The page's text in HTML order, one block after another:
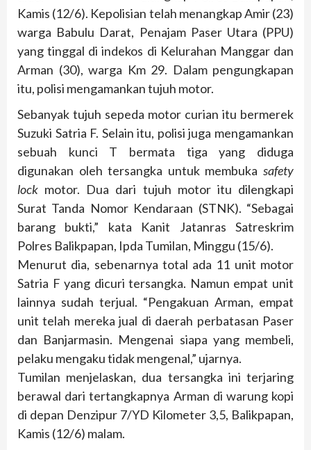
Kamis (12/6). Kepolisian telah menangkap Amir (23)
warga Babulu Darat, Penajam Paser Utara (PPU)
yang tinggal di indekos di Kelurahan Manggar dan
Arman (30), warga Km 29. Dalam pengungkapan
itu, polisi mengamankan tujuh motor.
Sebanyak tujuh sepeda motor curian itu bermerek
Suzuki Satria F. Selain itu, polisi juga mengamankan
sebuah kunci T bermata tiga yang diduga
digunakan oleh tersangka untuk membuka safety
lock motor. Dua dari tujuh motor itu dilengkapi
Surat Tanda Nomor Kendaraan (STNK). “Sebagai
barang bukti,” kata Kanit Jatanras Satreskrim
Polres Balikpapan, Ipda Tumilan, Minggu (15/6).
Menurut dia, sebenarnya total ada 11 unit motor
Satria F yang dicuri tersangka. Namun empat unit
lainnya sudah terjual. “Pengakuan Arman, empat
unit telah mereka jual di daerah perbatasan Paser
dan Banjarmasin. Mengenai siapa yang membeli,
pelaku mengaku tidak mengenal,” ujarnya.
Tumilan menjelaskan, dua tersangka ini terjaring
berawal dari tertangkapnya Arman di warung kopi
di depan Denzipur 7/YD Kilometer 3,5, Balikpapan,
Kamis (12/6) malam.